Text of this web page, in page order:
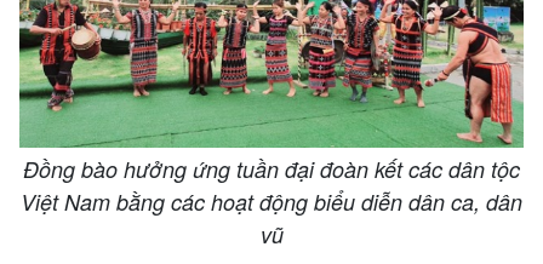
Đồng bào hưởng ứng tuần đại đoàn kết các dân tộc
Việt Nam bằng các hoạt động biểu diễn dân ca, dân
vũ